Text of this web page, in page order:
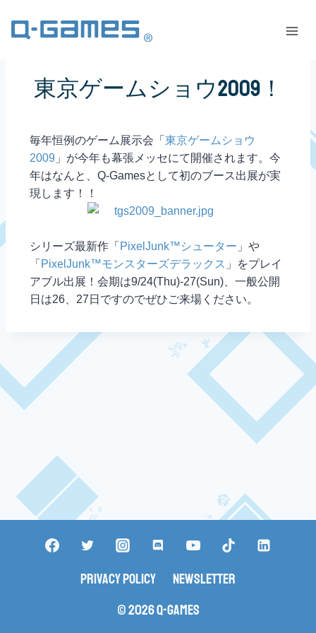
東京ゲームショウ2009！
毎年恒例のゲーム展示会「 東京ゲームショウ
2009 」が今年も幕張メッセにて開催されます。今
年はなんと、Q-Gamesとして初のブース出展が実
現します！！
シリーズ最新作「 PixelJunk™シューター 」や
「 PixelJunk™モンスターズデラックス 」をプレイ
アブル出展！会期は9/24(Thu)-27(Sun)、一般公開
日は26、27日ですのでぜひご来場ください。
Privacy Policy
Newsletter
© 2026 Q-Games